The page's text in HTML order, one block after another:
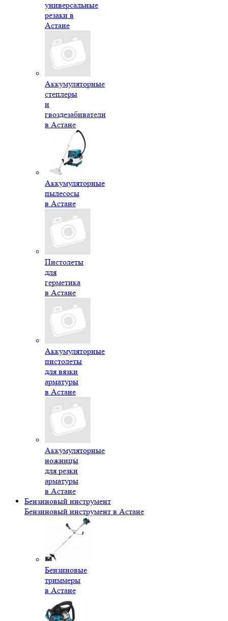
универсальные
резаки в
Астане
Аккумуляторные
степлеры
и
гвоздезабиватели
в Астане
Аккумуляторные
пылесосы
в Астане
Пистолеты
для
герметика
в Астане
Аккумуляторные
пистолеты
для вязки
арматуры
в Астане
Аккумуляторные
ножницы
для резки
арматуры
в Астане
Бензиновый инструмент
Бензиновый инструмент в Астане
Бензиновые
триммеры
в Астане